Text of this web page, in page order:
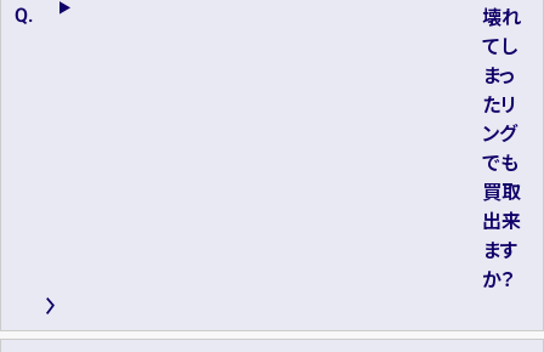
壊れ
てし
まっ
たリ
ング
でも
買取
出来
ます
か？